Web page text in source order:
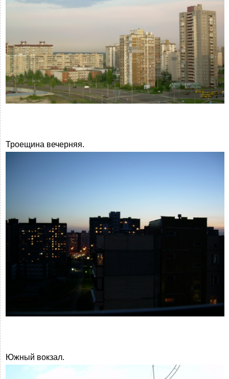
Троещина вечерняя.
Южный вокзал.